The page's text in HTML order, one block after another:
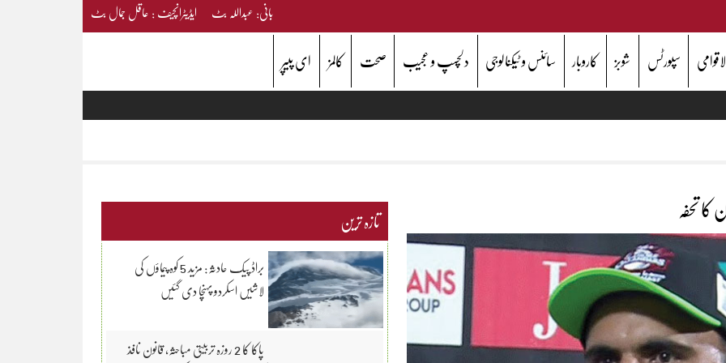
بانی: عبداللہ بٹ ایڈیٹرانچیف : عاقل جمال بٹ
سپورٹس شوبز کاروبار سائنس و ٹیکنالوجی دلچسپ و عجیب صحت کالمز ای پیپر
تحفہ تازہ ترین
براڈ پیک حادثہ: مزید 5 کوہ پیماؤں کی
لاشیں اسکردو پہنچا دی گئیں
پاکا کا 2 روزہ تربیتی مباحثہ، قانون نافذ